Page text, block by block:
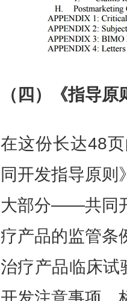
（四）《指导
在这份长达48
同开发指导原则
大部分——共同
疗产品的监管条
治疗产品临床试